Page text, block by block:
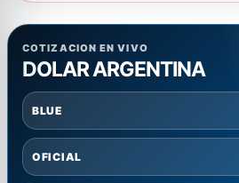
COTIZACION EN VIVO
DOLAR ARGENTINA
BLUE
OFICIAL